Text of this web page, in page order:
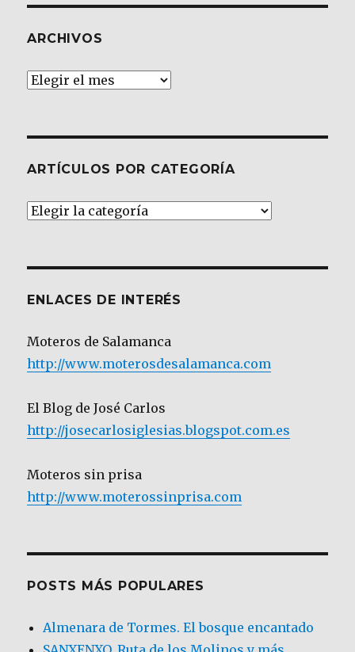
ARCHIVOS
Archivos
ARTÍCULOS POR CATEGORÍA
Artículos
ENLACES DE INTERÉS
Moteros de Salamanca
http://www.moterosdesalamanca.com
El Blog de José Carlos
http://josecarlosiglesias.blogspot.com.es
Moteros sin prisa
http://www.moterossinprisa.com
POSTS MÁS POPULARES
Almenara de Tormes. El bosque encantado